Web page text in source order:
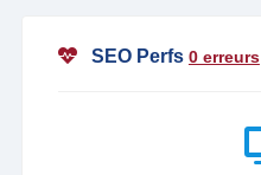
SEO Perfs 0 erreurs